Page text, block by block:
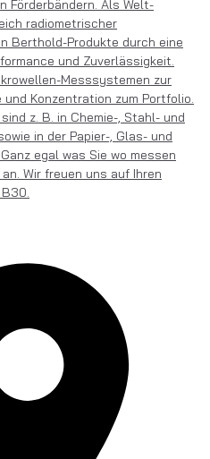
Förderbändern. Als Welt-
radiometrischer
Berthold-Produkte durch eine
und Zuverlässigkeit.
Messsystemen zur
Konzentration zum Portfolio.
z. B. in Chemie-, Stahl- und
in der Papier-, Glas- und
egal was Sie wo messen
Wir freuen uns auf Ihren